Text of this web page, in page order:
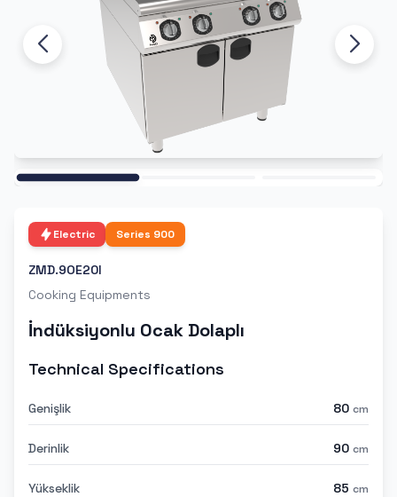
Electric Series 900
ZMD.9OE20I
Cooking Equipments
İndüksiyonlu Ocak Dolaplı
Technical Specifications
Genişlik 80 cm
Derinlik 90 cm
Yükseklik 85 cm